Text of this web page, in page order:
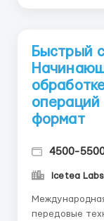
Быстрый
формат
4500-
Icetea
передовые